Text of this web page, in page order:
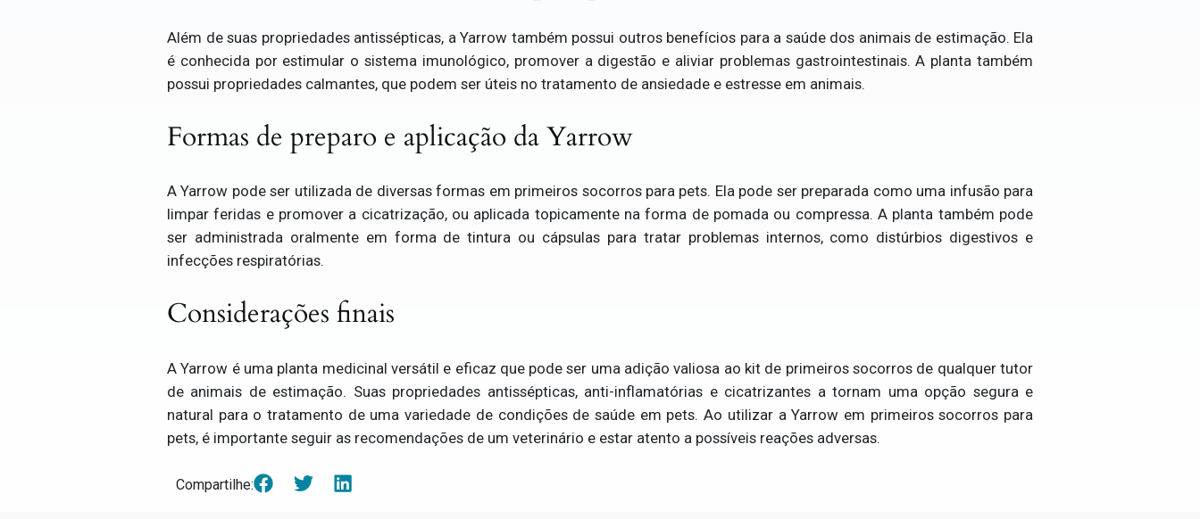
Além de suas propriedades antissépticas, a Yarrow também possui outros benefícios para a saúde dos animais de estimação. Ela
é conhecida por estimular o sistema imunológico, promover a digestão e aliviar problemas gastrointestinais. A planta também
possui propriedades calmantes, que podem ser úteis no tratamento de ansiedade e estresse em animais.
Formas de preparo e aplicação da Yarrow
A Yarrow pode ser utilizada de diversas formas em primeiros socorros para pets. Ela pode ser preparada como uma infusão para
limpar feridas e promover a cicatrização, ou aplicada topicamente na forma de pomada ou compressa. A planta também pode
ser administrada oralmente em forma de tintura ou cápsulas para tratar problemas internos, como distúrbios digestivos e
infecções respiratórias.
Considerações finais
A Yarrow é uma planta medicinal versátil e eficaz que pode ser uma adição valiosa ao kit de primeiros socorros de qualquer tutor
de animais de estimação. Suas propriedades antissépticas, anti-inflamatórias e cicatrizantes a tornam uma opção segura e
natural para o tratamento de uma variedade de condições de saúde em pets. Ao utilizar a Yarrow em primeiros socorros para
pets, é importante seguir as recomendações de um veterinário e estar atento a possíveis reações adversas.
Compartilhe: